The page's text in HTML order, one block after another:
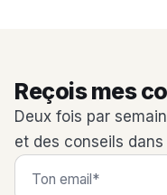
Reçois mes
Deux fois par
et des conseils